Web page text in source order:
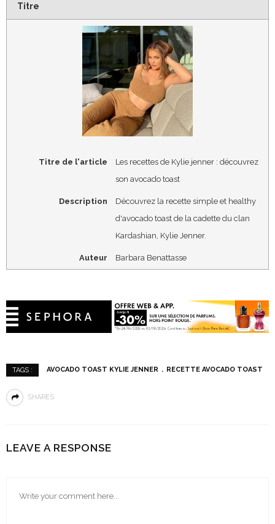
Titre
Titre de l'article
Les recettes de Kylie jenner : découvrez
son avocado toast
Description
Découvrez la recette simple et healthy
d'avocado toast de la cadette du clan
Kardashian, Kylie Jenner.
Auteur Barbara Benattasse
TAGS : AVOCADO TOAST KYLIE JENNER RECETTE AVOCADO TOAST
SHARES
LEAVE A RESPONSE